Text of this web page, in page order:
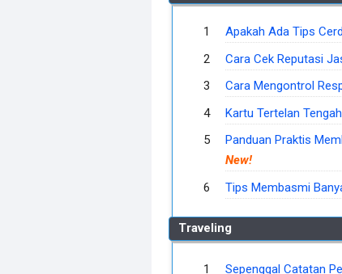
Apakah Ada Tips
Cara Cek Reputasi
Cara Mengontrol
Kartu Tertelan
Panduan Praktis
New!
Tips Membasmi
Traveling
Sepenggal Catatan